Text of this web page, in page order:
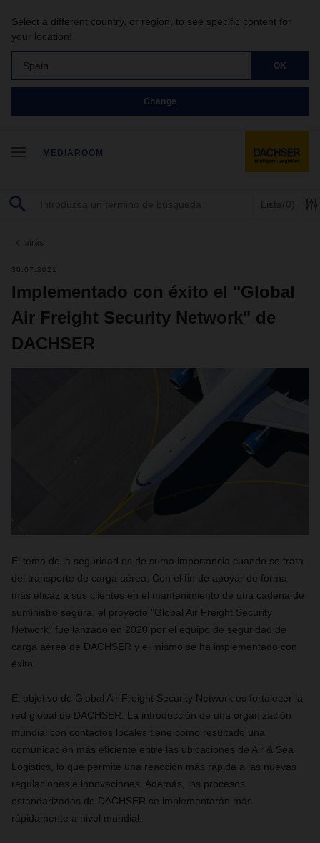
Select a different country, or region, to see specific content for
your location!
Spain OK
Change
MEDIAROOM
Lista (0)
atrás
30.07.2021
Implementado con éxito el "Global
Air Freight Security Network" de
DACHSER
El tema de la seguridad es de suma importancia cuando se trata
del transporte de carga aérea. Con el fin de apoyar de forma
más eficaz a sus clientes en el mantenimiento de una cadena de
suministro segura, el proyecto "Global Air Freight Security
Network" fue lanzado en 2020 por el equipo de seguridad de
carga aérea de DACHSER y el mismo se ha implementado con
éxito.
El objetivo de Global Air Freight Security Network es fortalecer la
red global de DACHSER. La introducción de una organización
mundial con contactos locales tiene como resultado una
comunicación más eficiente entre las ubicaciones de Air & Sea
Logistics, lo que permite una reacción más rápida a las nuevas
regulaciones e innovaciones. Además, los procesos
estandarizados de DACHSER se implementarán más
rápidamente a nivel mundial.